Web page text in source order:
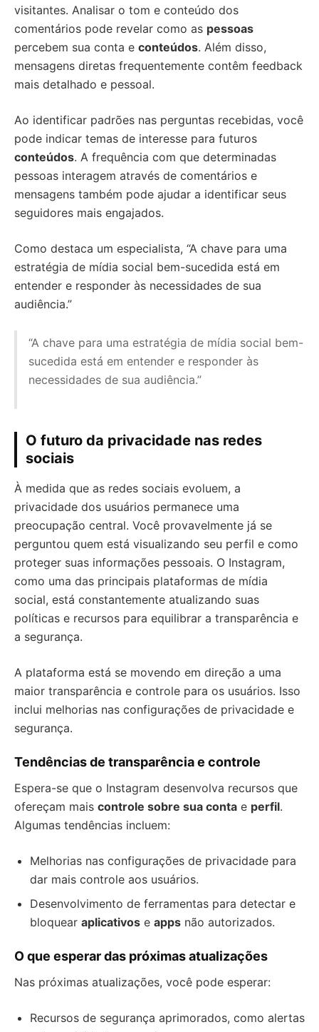
visitantes. Analisar o tom e conteúdo dos
comentários pode revelar como as pessoas
percebem sua conta e conteúdos. Além disso,
mensagens diretas frequentemente contêm feedback
mais detalhado e pessoal.
Ao identificar padrões nas perguntas recebidas, você
pode indicar temas de interesse para futuros
conteúdos. A frequência com que determinadas
pessoas interagem através de comentários e
mensagens também pode ajudar a identificar seus
seguidores mais engajados.
Como destaca um especialista, “A chave para uma
estratégia de mídia social bem-sucedida está em
entender e responder às necessidades de sua
audiência.”
“A chave para uma estratégia de mídia social bem-
sucedida está em entender e responder às
necessidades de sua audiência.”
O futuro da privacidade nas redes
sociais
À medida que as redes sociais evoluem, a
privacidade dos usuários permanece uma
preocupação central. Você provavelmente já se
perguntou quem está visualizando seu perfil e como
proteger suas informações pessoais. O Instagram,
como uma das principais plataformas de mídia
social, está constantemente atualizando suas
políticas e recursos para equilibrar a transparência e
a segurança.
A plataforma está se movendo em direção a uma
maior transparência e controle para os usuários. Isso
inclui melhorias nas configurações de privacidade e
segurança.
Tendências de transparência e controle
Espera-se que o Instagram desenvolva recursos que
ofereçam mais controle sobre sua conta e perfil.
Algumas tendências incluem:
Melhorias nas configurações de privacidade para
dar mais controle aos usuários.
Desenvolvimento de ferramentas para detectar e
bloquear aplicativos e apps não autorizados.
O que esperar das próximas atualizações
Nas próximas atualizações, você pode esperar:
Recursos de segurança aprimorados, como alertas